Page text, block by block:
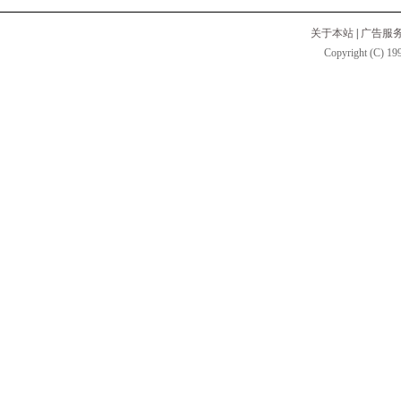
关于本站
广告服
Copyright (C)